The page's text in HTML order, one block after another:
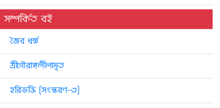
সম্পর্কিত বই
জৈব ধর্ম্ম
শ্রীগৌরাঙ্গলীলামৃত
হরিভক্তি [সংস্করণ-৩]